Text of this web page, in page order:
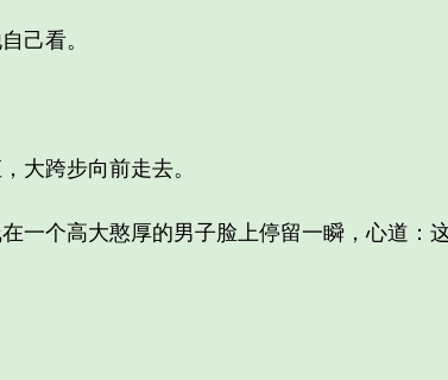
己看。
跨步向前走去。
个高大憨厚的男子脸上停留一瞬，心道：